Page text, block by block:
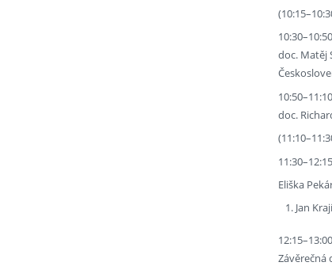
10:30–10:50
doc. Matěj
10:50–11:10
doc.
Eliška
Jan
12:15–13:00
Závěrečná